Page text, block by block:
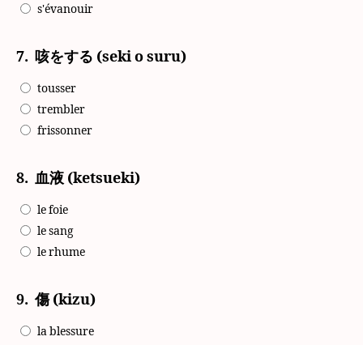
s'évanouir
7. 咳をする (seki o suru)
tousser
trembler
frissonner
8. 血液 (ketsueki)
le foie
le sang
le rhume
9. 傷 (kizu)
la blessure